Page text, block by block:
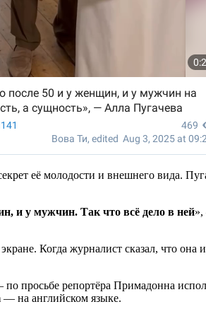
её молодости и внешнего вида.
и у мужчин. Так что всё дело в ней»,
Когда журналист сказал, что она
просьбе репортёра Примадонна
— на английском языке.